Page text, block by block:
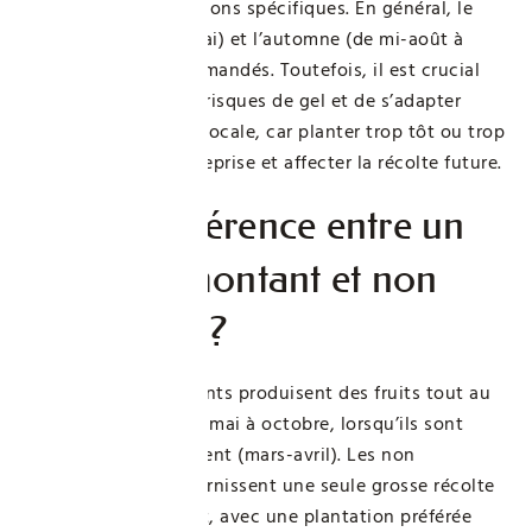
fraisier et des conditions spécifiques. En général, le
printemps (mars à mai) et l’automne (de mi-août à
octobre) sont recommandés. Toutefois, il est crucial
d’attendre la fin des risques de gel et de s’adapter
vraiment à la météo locale, car planter trop tôt ou trop
tard peut nuire à la reprise et affecter la récolte future.
Quelle différence entre un
fraisier remontant et non
remontant ?
Les fraisiers remontants produisent des fruits tout au
long de la saison, de mai à octobre, lorsqu’ils sont
plantés au bon moment (mars-avril). Les non
remontants, eux, fournissent une seule grosse récolte
au printemps suivant, avec une plantation préférée